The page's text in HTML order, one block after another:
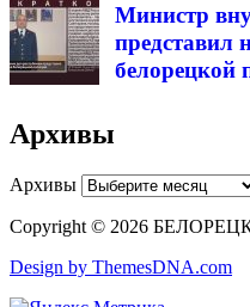
Министр
представил
белорецкой
Архивы
Архивы
Copyright © 2026
Design by ThemesDNA.com